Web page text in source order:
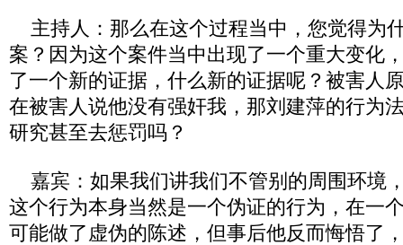
主持人：那么在这个过程当中，您觉得为
案？因为这个案件当中出现了一个重大变化
了一个新的证据，什么新的证据呢？被害人
在被害人说他没有强奸我，那刘建萍的行为
研究甚至去惩罚吗？
嘉宾：如果我们讲我们不管别的周围环境
这个行为本身当然是一个伪证的行为，在一
可能做了虚伪的陈述，但事后他反而悔悟了